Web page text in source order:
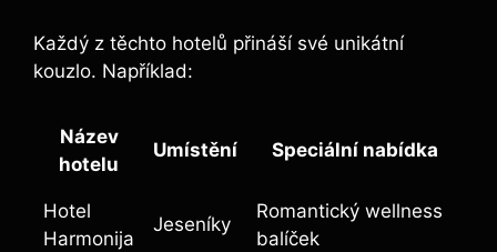
Každý z těchto hotelů přináší své unikátní
kouzlo. Například:
Název
hotelu
Umístění Speciální nabídka
Hotel
Harmonija
Jeseníky
Romantický wellness
balíček